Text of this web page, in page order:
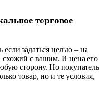
торговое
если задаться целью – на
схожий с вашим. И цена его
сторону. Но покупатель
товар, но и те условия,